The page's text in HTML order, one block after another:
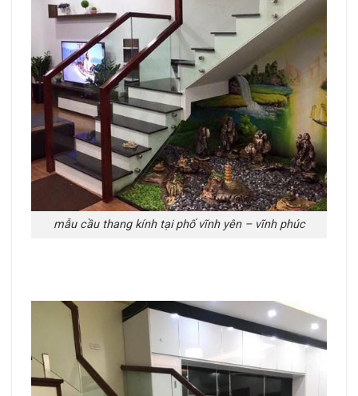
mẫu cầu thang kính tại phố vĩnh yên – vĩnh phúc